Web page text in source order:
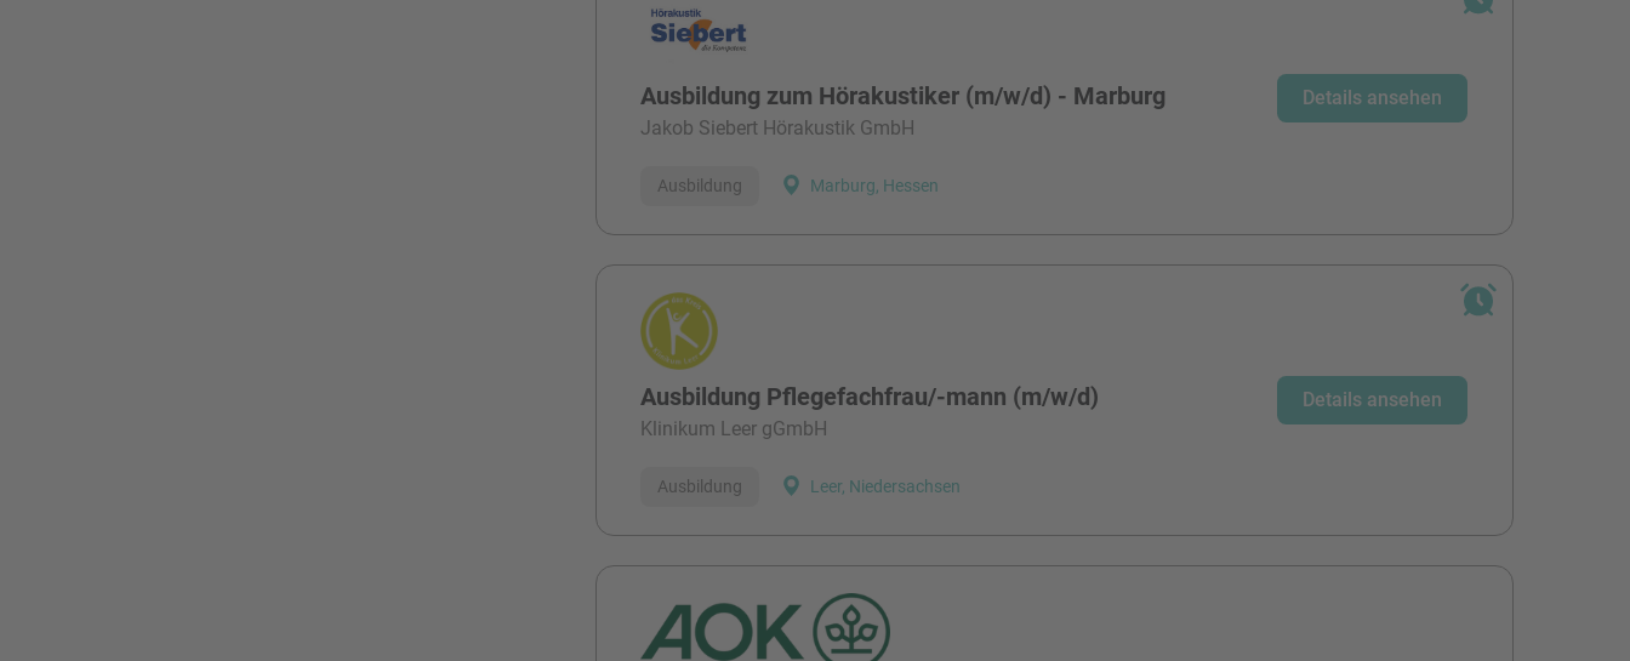
Ausbildung zum Hörakustiker (m/w/d) - Marburg
Jakob Siebert Hörakustik GmbH
Marburg, Hessen
Ausbildung
Details ansehen
Ausbildung Pflegefachfrau/-mann (m/w/d)
Klinikum Leer gGmbH
Leer, Niedersachsen
Ausbildung
Details ansehen